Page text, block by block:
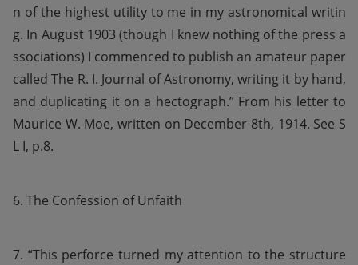
n of the highest utility to me in my astronomical writin
g. In August 1903 (though I knew nothing of the press a
ssociations) I commenced to publish an amateur paper
called The R. I. Journal of Astronomy, writing it by hand,
and duplicating it on a hectograph.” From his letter to
Maurice W. Moe, written on December 8th, 1914. See S
L I, p.8.
6. The Confession of Unfaith
7. “This perforce turned my attention to the structure